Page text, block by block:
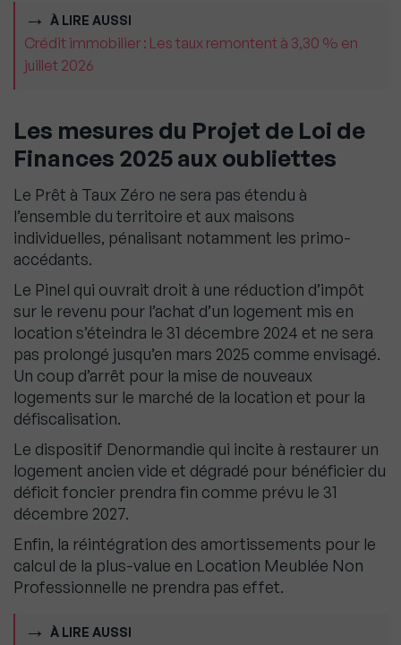
À LIRE AUSSI
Crédit immobilier : Les taux remontent à 3,30 % en
juillet 2026
Les mesures du Projet de Loi de
Finances 2025 aux oubliettes
Le Prêt à Taux Zéro ne sera pas étendu à
l’ensemble du territoire et aux maisons
individuelles, pénalisant notamment les primo-
accédants.
Le Pinel qui ouvrait droit à une réduction d’impôt
sur le revenu pour l’achat d’un logement mis en
location s’éteindra le 31 décembre 2024 et ne sera
pas prolongé jusqu’en mars 2025 comme envisagé.
Un coup d’arrêt pour la mise de nouveaux
logements sur le marché de la location et pour la
défiscalisation.
Le dispositif Denormandie qui incite à restaurer un
logement ancien vide et dégradé pour bénéficier du
déficit foncier prendra fin comme prévu le 31
décembre 2027.
Enfin, la réintégration des amortissements pour le
calcul de la plus-value en Location Meublée Non
Professionnelle ne prendra pas effet.
À LIRE AUSSI